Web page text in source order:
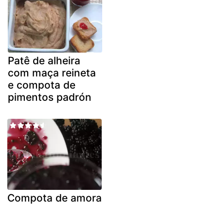
Patê de alheira
com maça reineta
e compota de
pimentos padrón
Compota de amora